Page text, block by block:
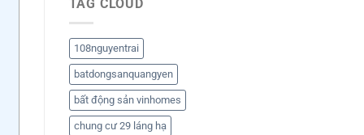
TAG CLOUD
108nguyentrai
batdongsanquangyen
bất động sản vinhomes
chung cư 29 láng hạ